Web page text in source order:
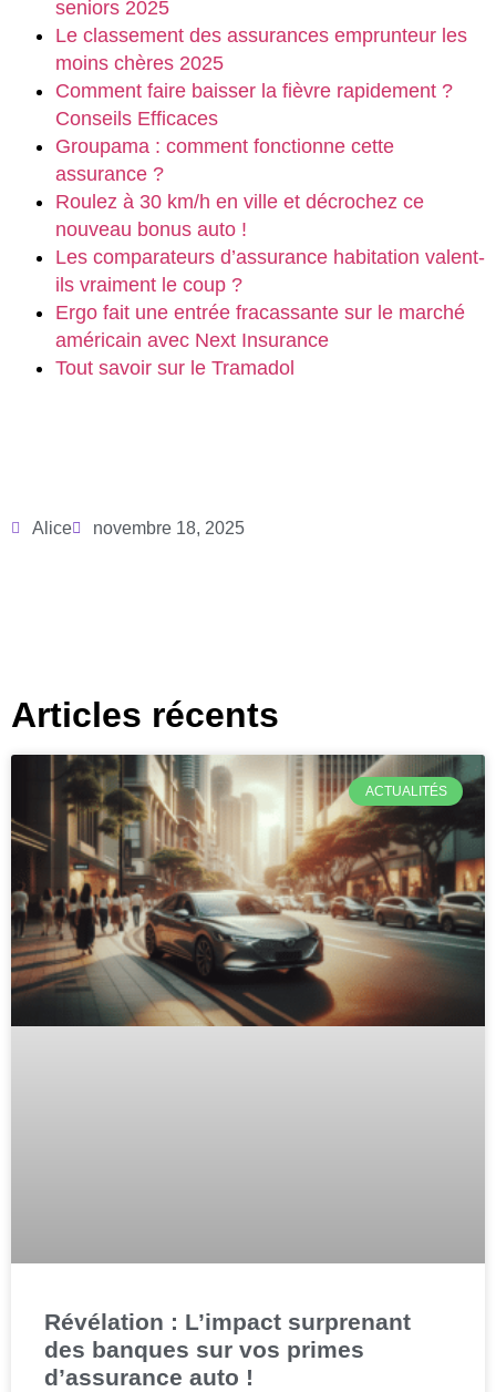
seniors 2025
Le classement des assurances emprunteur les
moins chères 2025
Comment faire baisser la fièvre rapidement ?
Conseils Efficaces
Groupama : comment fonctionne cette
assurance ?
Roulez à 30 km/h en ville et décrochez ce
nouveau bonus auto !
Les comparateurs d’assurance habitation valent-
ils vraiment le coup ?
Ergo fait une entrée fracassante sur le marché
américain avec Next Insurance
Tout savoir sur le Tramadol
Alice novembre 18, 2025
Articles récents
ACTUALITÉS
Révélation : L’impact surprenant
des banques sur vos primes
d’assurance auto !